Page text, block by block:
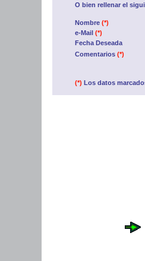
O bien rellenar el
Nombre (*)
e-Mail (*)
Fecha Deseada
Comentarios (*)
(*) Los datos